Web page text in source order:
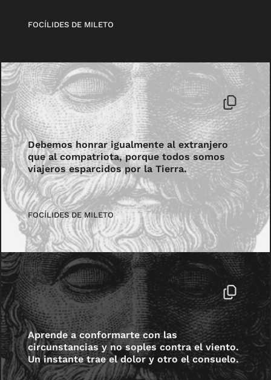
FOCÍLIDES DE MILETO
Debemos honrar igualmente al extranjero
que al compatriota, porque todos somos
viajeros esparcidos por la Tierra.
FOCÍLIDES DE MILETO
Aprende a conformarte con las
circunstancias y no soples contra el viento.
Un instante trae el dolor y otro el consuelo.